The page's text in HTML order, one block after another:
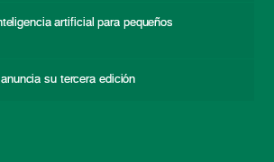
artificial para pequeños
su tercera edición